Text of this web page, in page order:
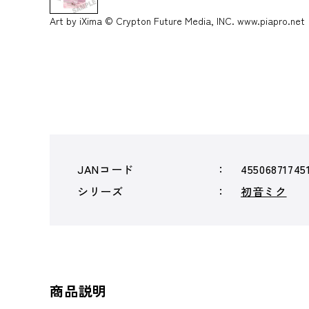
Art by iXima © Crypton Future Media, INC. www.piapro.net
JANコード
シリーズ
初音ミク
商品説明